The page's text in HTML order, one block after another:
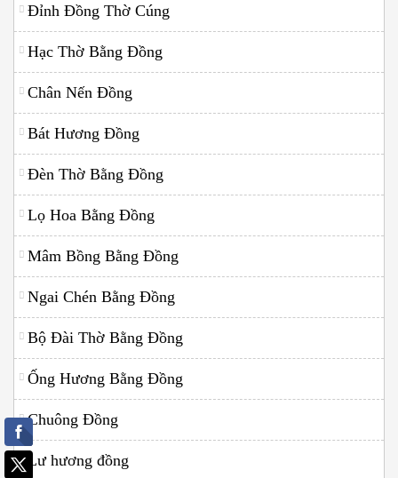
Đỉnh Đồng Thờ Cúng
Hạc Thờ Bằng Đồng
Chân Nến Đồng
Bát Hương Đồng
Đèn Thờ Bằng Đồng
Lọ Hoa Bằng Đồng
Mâm Bồng Bằng Đồng
Ngai Chén Bằng Đồng
Bộ Đài Thờ Bằng Đồng
Ống Hương Bằng Đồng
Chuông Đồng
Lư hương đồng